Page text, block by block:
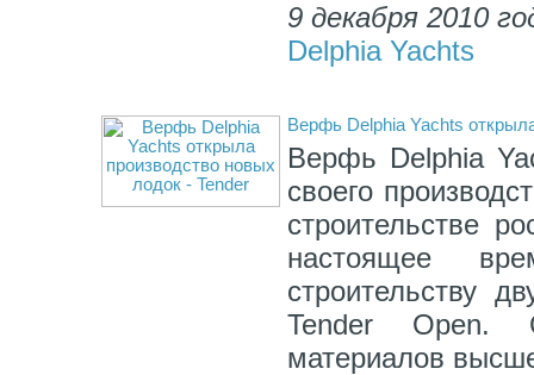
9 декабря 2010
Delphia Yachts
Верфь Delphia Yachts
Верфь Delphia
своего
строительстве
настоящее
строительству
Tender Open.
материалов